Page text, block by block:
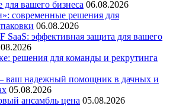
вашего бизнеса 06.08.2026
современные решения для
06.08.2026
SaaS: эффективная защита для вашего
решения для команды и рекрутинга
– ваш надежный помощник в дачных и
05.08.2026
ансамбль цена 05.08.2026